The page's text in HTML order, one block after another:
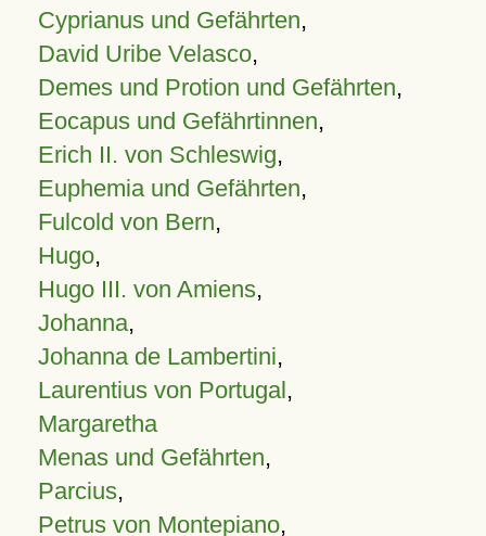
Cyprianus und Gefährten,
David Uribe Velasco,
Demes und Protion und Gefährten,
Eocapus und Gefährtinnen,
Erich II. von Schleswig,
Euphemia und Gefährten,
Fulcold von Bern,
Hugo,
Hugo III. von Amiens,
Johanna,
Johanna de Lambertini,
Laurentius von Portugal,
Margaretha
Menas und Gefährten,
Parcius,
Petrus von Montepiano,